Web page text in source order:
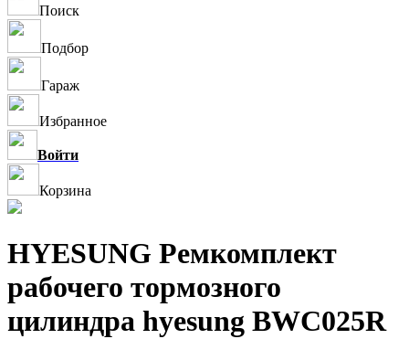
Поиск
Подбор
Гараж
Избранное
Войти
Корзина
HYESUNG Ремкомплект
рабочего тормозного
цилиндра hyesung BWC025R